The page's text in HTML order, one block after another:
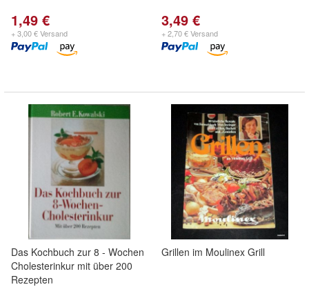
1,49 €
+ 3,00 € Versand
3,49 €
+ 2,70 € Versand
Das Kochbuch zur 8 - Wochen
Cholesterinkur mit über 200
Rezepten
Grillen im Moulinex Grill